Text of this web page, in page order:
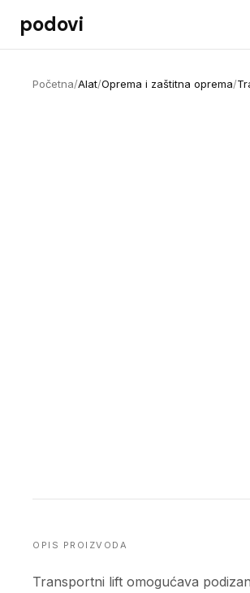
Preskoči na sadržaj
podovi
Početna/Alat/Oprema i zaštitna oprema/
OPIS PROIZVODA
Transportni lift omogućava